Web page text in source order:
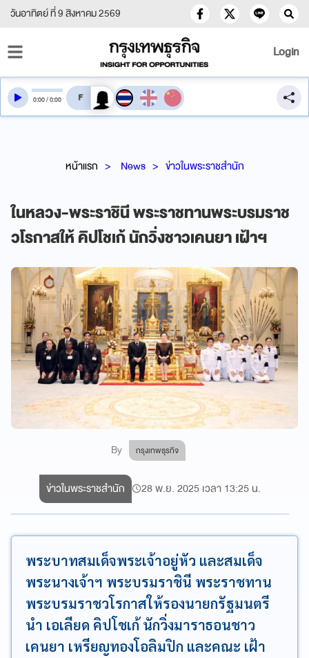
วันอาทิตย์ ที่ 9 สิงหาคม 2569
Login
หน้าแรก News ข่าวในพระราชสำนัก
ในหลวง-พระราชินี พระราชทานพระบรมราช
วโรกาสให้ คิปโชเก้ นักวิ่งชาวเคนยา เฝ้าฯ
By กรุงเทพธุรกิจ
0:00/0:00 สลับเสียงอ่าน
ข่าวในพระราชสำนัก 28 พ.ย. 2025 เวลา 13:25 น.
พระบาทสมเด็จพระเจ้าอยู่หัว และสมเด็จ
พระนางเจ้าฯ พระบรมราชินี พระราชทาน
พระบรมราชวโรกาสให้รองนายกรัฐมนตรี
นำ เอเลียด คิปโชเก้ นักวิ่งมาราธอนชาว
เคนยา เหรียญทองโอลิมปิก และคณะ เฝ้า